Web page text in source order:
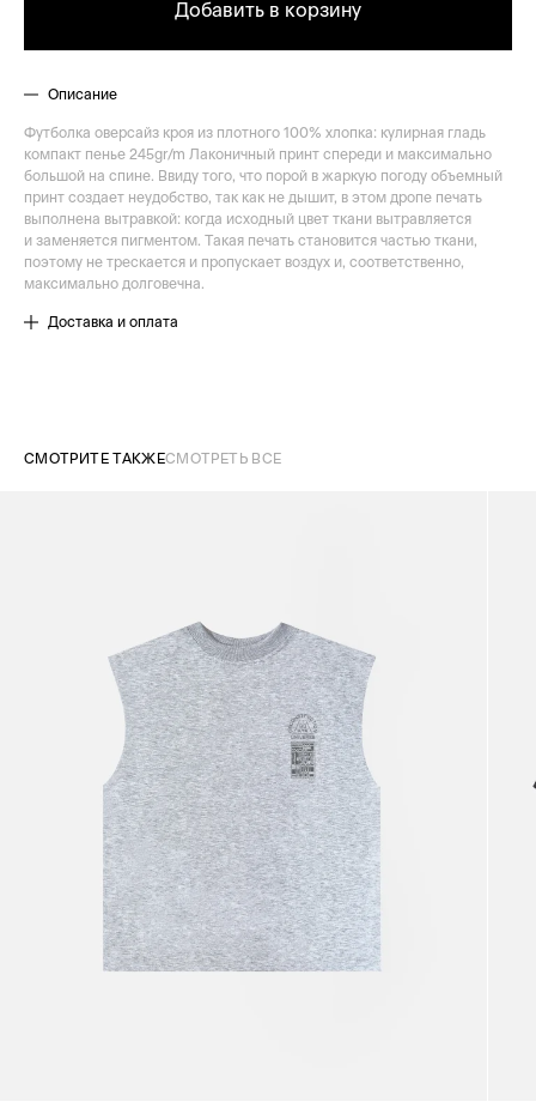
Добавить в корзину
Описание
Футболка оверсайз кроя из плотного 100% хлопка: кулирная гладь
компакт пенье 245gr/m Лаконичный принт спереди и максимально
большой на спине. Ввиду того, что порой в жаркую погоду объемный
принт создает неудобство, так как не дышит, в этом дропе печать
выполнена вытравкой: когда исходный цвет ткани вытравляется
и заменяется пигментом. Такая печать становится частью ткани,
поэтому не трескается и пропускает воздух и, соответственно,
максимально долговечна.
Доставка и оплата
СМОТРИТЕ ТАКЖЕСМОТРЕТЬ ВСЕ